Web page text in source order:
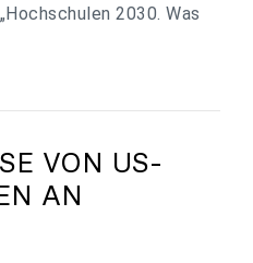
2030. Was
2040 muss eine
VON US-
AN